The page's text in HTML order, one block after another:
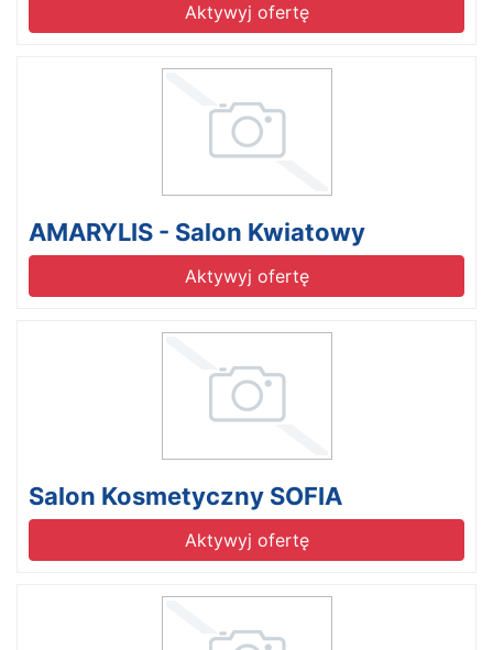
Aktywyj ofertę
AMARYLIS - Salon Kwiatowy
Aktywyj ofertę
Salon Kosmetyczny SOFIA
Aktywyj ofertę